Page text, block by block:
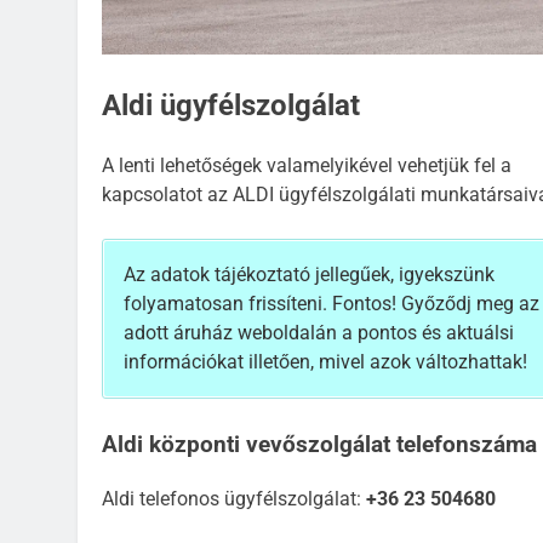
Aldi ügyfélszolgálat
A lenti lehetőségek valamelyikével vehetjük fel a
kapcsolatot az ALDI ügyfélszolgálati
Az adatok tájékoztató jellegűek, igyekszünk
folyamatosan frissíteni. Fontos! Győződj meg az
adott áruház weboldalán a pontos és aktuálsi
információkat illetően, mivel azok változhattak!
Aldi központi vevőszolgálat telefonszáma
Aldi telefonos ügyfélszolgálat: +36 23 504680